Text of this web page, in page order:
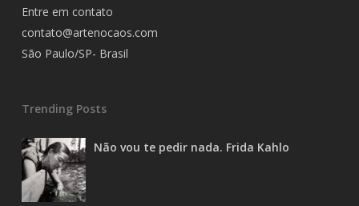
Entre em contato
contato@artenocaos.com
São Paulo/SP- Brasil
Trending Posts
Não vou te pedir nada. Frida Kahlo